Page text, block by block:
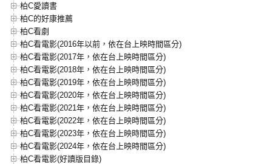
柏C愛讀書
柏C的好康推薦
柏C看劇
柏C看電影(2016年以前，依在台上映時間區分)
柏C看電影(2017年，依在台上映時間區分)
柏C看電影(2018年，依在台上映時間區分)
柏C看電影(2019年，依在台上映時間區分)
柏C看電影(2020年，依在台上映時間區分)
柏C看電影(2021年，依在台上映時間區分)
柏C看電影(2022年，依在台上映時間區分)
柏C看電影(2023年，依在台上映時間區分)
柏C看電影(2024年，依在台上映時間區分)
柏C看電影(好讀版目錄)